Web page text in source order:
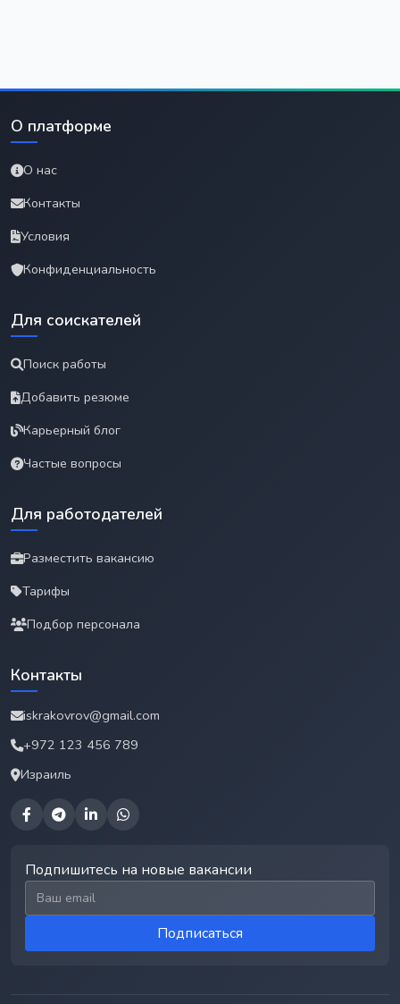
О платформе
О нас
Контакты
Условия
Конфиденциальность
Для соискателей
Поиск работы
Добавить резюме
Карьерный блог
Частые вопросы
Для работодателей
Разместить вакансию
Тарифы
Подбор персонала
Контакты
iskrakovrov@gmail.com
+972 123 456 789
Израиль
Подпишитесь на новые вакансии
Email для подписки
Подписаться